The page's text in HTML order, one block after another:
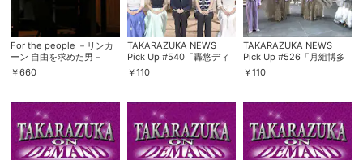
会員設定 会員情報 閉じる
ジットカード情報の変更が可能です。
決済方法変更 決済方法の変更が可能です。
For the people －リンカ
ーン 自由を求めた男－
（’16年花組・ドラマシテ
ィ）
￥660
TAKARAZUKA NEWS
Pick Up #540「轟悠ディ
ナーショー 『Yū, Sol y
Sombra』 稽古場トーク」
￥110
TAKARAZUKA NEWS
Pick Up #526「月組博多
座公演『長崎しぐれ坂』
『カルーセル輪舞曲』突撃
り～
￥110